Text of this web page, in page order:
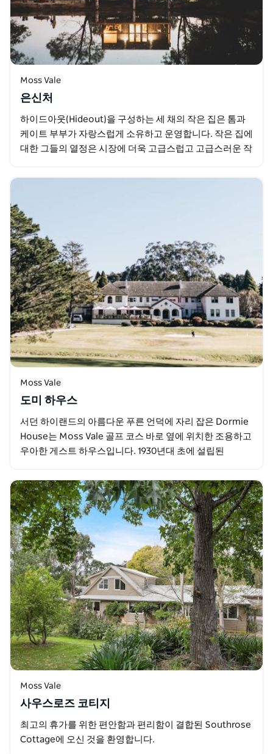
Moss Vale
은신처
하이드아웃(Hideout)을 구성하는 세 채의 작은 집은 톰과
케이트 부부가 자랑스럽게 소유하고 운영합니다. 작은 집에
대한 그들의 열정은 시장에 더욱 고급스럽고 고급스러운 작
Moss Vale
도미 하우스
서던 하이랜드의 아름다운 푸른 언덕에 자리 잡은 Dormie
House는 Moss Vale 골프 코스 바로 옆에 위치한 조용하고
우아한 게스트 하우스입니다. 1930년대 초에 설립된
Moss Vale
사우스로즈 코티지
최고의 휴가를 위한 편안함과 편리함이 결합된 Southrose
Cottage에 오신 것을 환영합니다.